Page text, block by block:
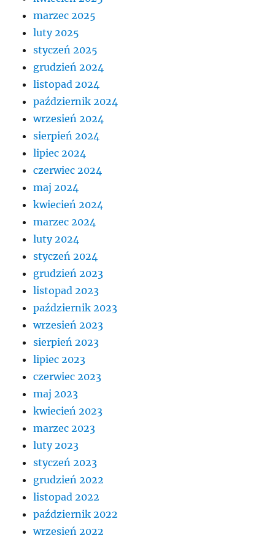
marzec 2025
luty 2025
styczeń 2025
grudzień 2024
listopad 2024
październik 2024
wrzesień 2024
sierpień 2024
lipiec 2024
czerwiec 2024
maj 2024
kwiecień 2024
marzec 2024
luty 2024
styczeń 2024
grudzień 2023
listopad 2023
październik 2023
wrzesień 2023
sierpień 2023
lipiec 2023
czerwiec 2023
maj 2023
kwiecień 2023
marzec 2023
luty 2023
styczeń 2023
grudzień 2022
listopad 2022
październik 2022
wrzesień 2022